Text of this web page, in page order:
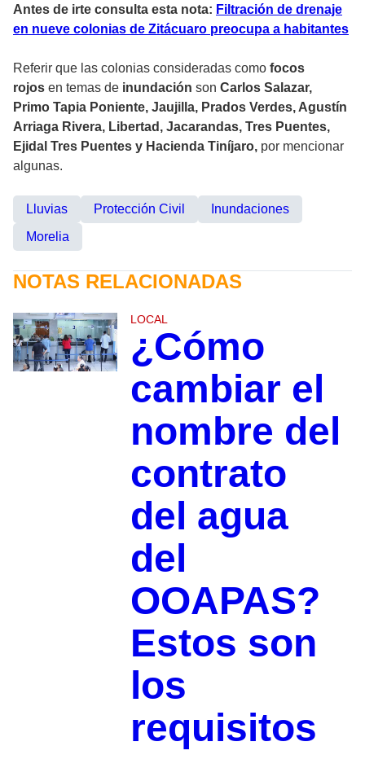
Antes de irte consulta esta nota: Filtración de drenaje
en nueve colonias de Zitácuaro preocupa a habitantes
Referir que las colonias consideradas como focos
rojos en temas de inundación son Carlos Salazar,
Primo Tapia Poniente, Jaujilla, Prados Verdes, Agustín
Arriaga Rivera, Libertad, Jacarandas, Tres Puentes,
Ejidal Tres Puentes y Hacienda Tiníjaro, por mencionar
algunas.
Lluvias Protección Civil
Inundaciones
Morelia
NOTAS RELACIONADAS
LOCAL
¿Cómo
cambiar el
nombre del
contrato
del agua
del
OOAPAS?
Estos son
los
requisitos